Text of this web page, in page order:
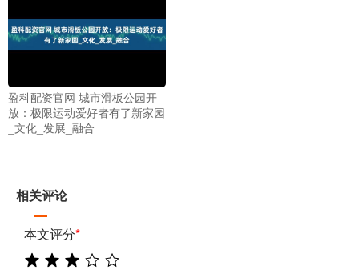
盈科配资官网 城市滑板公园开
放：极限运动爱好者有了新家园
_文化_发展_融合
相关评论
本文评分*